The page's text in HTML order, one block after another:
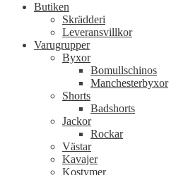
Butiken
Skrädderi
Leveransvillkor
Varugrupper
Byxor
Bomullschinos
Manchesterbyxor
Shorts
Badshorts
Jackor
Rockar
Västar
Kavajer
Kostymer